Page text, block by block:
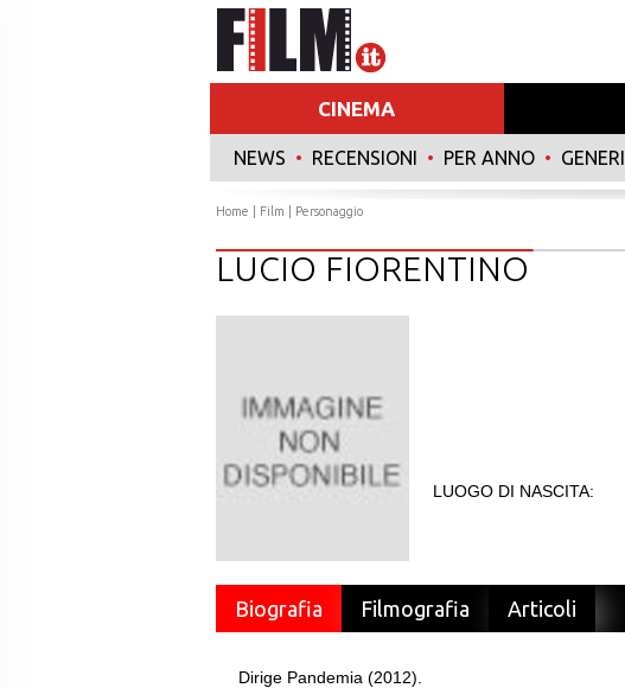
CINEMA
NEWS • RECENSIONI • PER ANNO • GENERI
Home Film | Personaggio
LUCIO FIORENTINO
LUOGO DI NASCITA:
Biografia Filmografia Articoli
Dirige Pandemia (2012).